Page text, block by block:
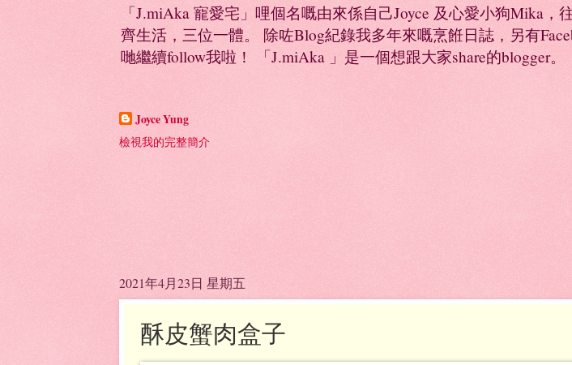
「J.miAka 寵愛宅」哩個名嘅由來係自己Joyce 及心愛小狗Mika
齊生活，三位一體。 除咗Blog紀錄我多年來嘅烹餁日誌，另有
哋繼續follow我啦！ 「J.miAka 」是一個想跟大家share的blogger。
Joyce Yung
檢視我的完整簡介
2021年4月23日 星期五
酥皮蟹肉盒子